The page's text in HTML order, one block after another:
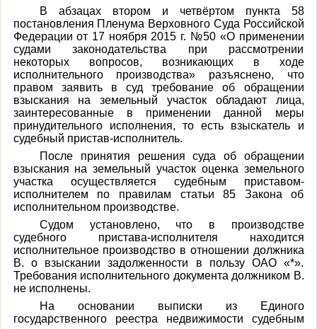
В абзацах втором и четвёртом пункта 58
постановления Пленума Верховного Суда Российской
Федерации от 17 ноября 2015 г. №50 «О применении
судами законодательства при рассмотрении
некоторых вопросов, возникающих в ходе
исполнительного производства» разъяснено, что
правом заявить в суд требование об обращении
взыскания на земельный участок обладают лица,
заинтересованные в применении данной меры
принудительного исполнения, то есть взыскатель и
судебный пристав-исполнитель.
После принятия решения суда об обращении
взыскания на земельный участок оценка земельного
участка осуществляется судебным приставом-
исполнителем по правилам статьи 85 Закона об
исполнительном производстве.
Судом установлено, что в производстве
судебного пристава-исполнителя находится
исполнительное производство в отношении должника
В. о взыскании задолженности в пользу ОАО «*».
Требования исполнительного документа должником В.
не исполнены.
На основании выписки из Единого
государственного реестра недвижимости судебным